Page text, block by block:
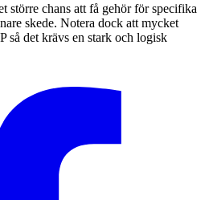
större chans att få gehör för specifika
skede. Notera dock att mycket
så det krävs en stark och logisk